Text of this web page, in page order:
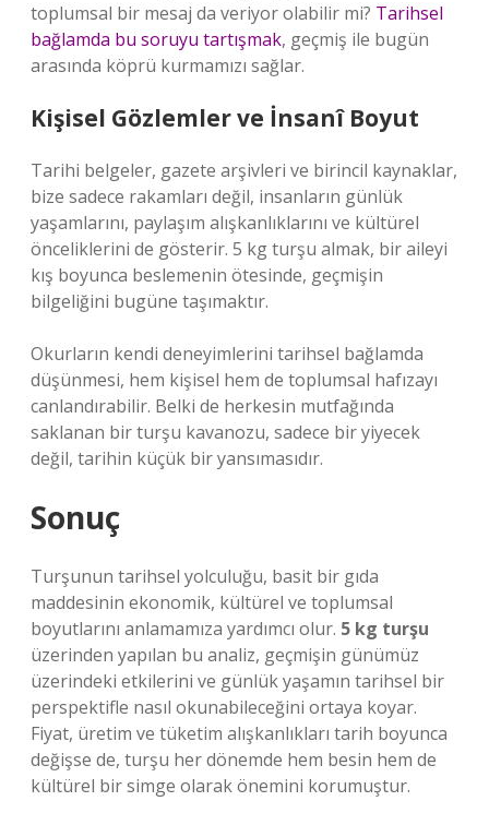
toplumsal bir mesaj da veriyor olabilir mi? Tarihsel
bağlamda bu soruyu tartışmak, geçmiş ile bugün
arasında köprü kurmamızı sağlar.
Kişisel Gözlemler ve İnsanî Boyut
Tarihi belgeler, gazete arşivleri ve birincil kaynaklar,
bize sadece rakamları değil, insanların günlük
yaşamlarını, paylaşım alışkanlıklarını ve kültürel
önceliklerini de gösterir. 5 kg turşu almak, bir aileyi
kış boyunca beslemenin ötesinde, geçmişin
bilgeliğini bugüne taşımaktır.
Okurların kendi deneyimlerini tarihsel bağlamda
düşünmesi, hem kişisel hem de toplumsal hafızayı
canlandırabilir. Belki de herkesin mutfağında
saklanan bir turşu kavanozu, sadece bir yiyecek
değil, tarihin küçük bir yansımasıdır.
Sonuç
Turşunun tarihsel yolculuğu, basit bir gıda
maddesinin ekonomik, kültürel ve toplumsal
boyutlarını anlamamıza yardımcı olur. 5 kg turşu
üzerinden yapılan bu analiz, geçmişin günümüz
üzerindeki etkilerini ve günlük yaşamın tarihsel bir
perspektifle nasıl okunabileceğini ortaya koyar.
Fiyat, üretim ve tüketim alışkanlıkları tarih boyunca
değişse de, turşu her dönemde hem besin hem de
kültürel bir simge olarak önemini korumuştur.